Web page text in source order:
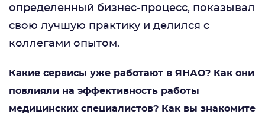
определенный бизнес-процесс, показывал
свою лучшую практику и делился с
коллегами опытом.
Какие сервисы уже работают в ЯНАО? Как они
повлияли на эффективность работы
медицинских специалистов? Как вы знакомите